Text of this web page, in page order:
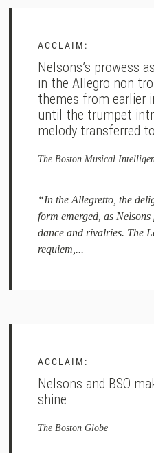
ACCLAIM:
Nelsons’s prowess
in the Allegro non
themes from earlier
until the trumpet
melody transferred
The Boston Musical
“In the Allegretto, the
form emerged, as
dance and rivalries. The
requiem,...
ACCLAIM:
Nelsons and BSO
shine
The Boston Globe